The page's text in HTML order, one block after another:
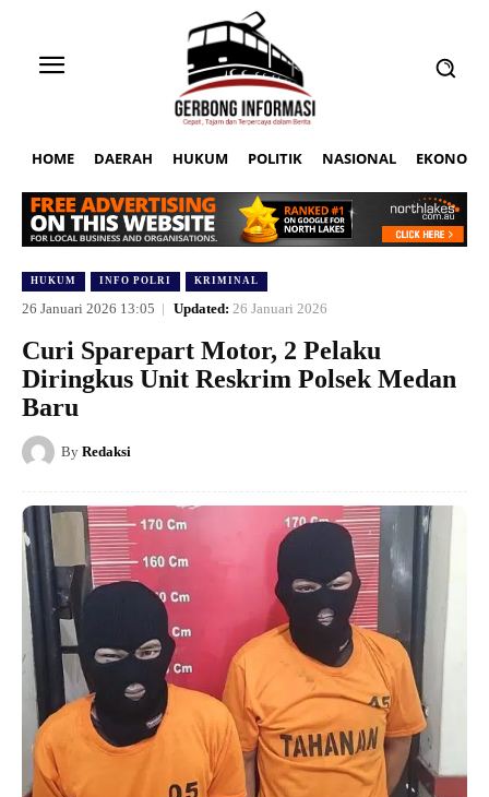
HOME DAERAH HUKUM POLITIK NASIONAL EKONOMI
HUKUM INFO POLRI KRIMINAL
26 Januari 2026 13:05 Updated: 26 Januari 2026
Curi Sparepart Motor, 2 Pelaku
Diringkus Unit Reskrim Polsek Medan
Baru
By Redaksi